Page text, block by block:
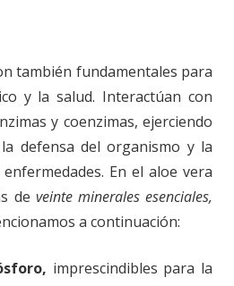
también fundamentales para
y la salud. Interactúan con
y coenzimas, ejerciendo
defensa del organismo y la
En el aloe vera
de veinte minerales esenciales,
a continuación:
imprescindibles para la